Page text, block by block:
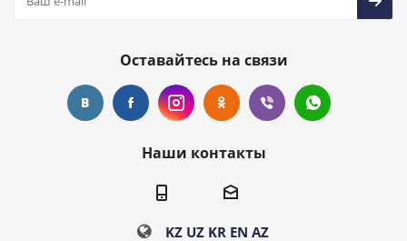
Оставайтесь на связи
Наши контакты
KZ UZ KR EN AZ